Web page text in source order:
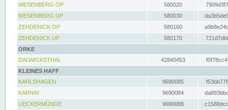
WESENBERG OP
580020
WESENBERG UP
580030
ZEHDENICK OP
580160
ZEHDENICK UP
580170
ORKE
DALWIGKSTHAL
42840453
KLEINES HAFF
KARLSHAGEN
9690085
KARNIN
9690084
UECKERMÜNDE
9690088